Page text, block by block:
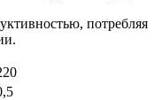
потребляя